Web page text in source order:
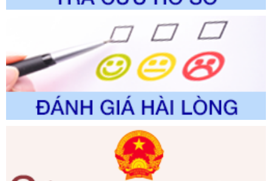
Số kí hiệu:2310/QĐ-UBND
Tên: Về việc công bố Danh mục thủ tục hành chính sửa
đổi, bổ sung và phê duyệt Quy trình nội bộ, quy trình điện tử
trong giải quyết thủtục hành chính lĩnh vực biến đổi khí hậu
thuộc phạm vi giải quyết của Sở Nông nghiệp và Môi
trường
Ngày ban hành: 01/06/2026
Số kí hiệu: 2300/QĐ-UBND
Tên: V/v công bố danh mục thủ tục hành chính được sửa
đổi, bổ sung và phê duyệt quy trình nội bộ, quy trình điện tử
giải quyết thủ tục hành chính trong lĩnh vực Luật sư thuộc
phạm vi chức năng quản lý của Sở Tư pháp
Ngày ban hành: 01/06/2026